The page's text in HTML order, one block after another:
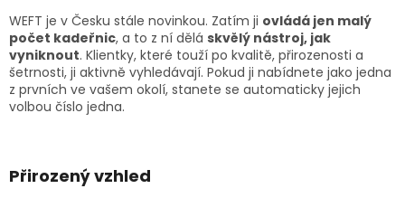
WEFT je v Česku stále novinkou. Zatím ji ovládá jen malý
počet kadeřnic, a to z ní dělá skvělý nástroj, jak
vyniknout. Klientky, které touží po kvalitě, přirozenosti a
šetrnosti, ji aktivně vyhledávají. Pokud ji nabídnete jako jedna
z prvních ve vašem okolí, stanete se automaticky jejich
volbou číslo jedna.
Přirozený vzhled